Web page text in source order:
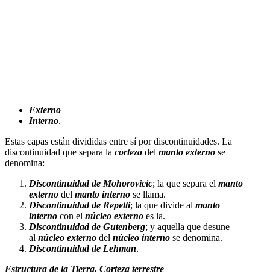
Externo
Interno.
Estas capas están divididas entre sí por discontinuidades. La
discontinuidad que separa la corteza del manto externo se
denomina:
Discontinuidad de Mohorovicic; la que separa el manto
externo del manto interno se llama.
Discontinuidad de Repetti; la que divide al manto
interno con el núcleo externo es la.
Discontinuidad de Gutenberg; y aquella que desune
al núcleo externo del núcleo interno se denomina.
Discontinuidad de Lehman.
Estructura de la Tierra. Corteza terrestre